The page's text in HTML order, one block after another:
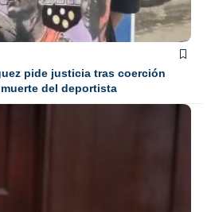
pide justicia tras coerción
del deportista